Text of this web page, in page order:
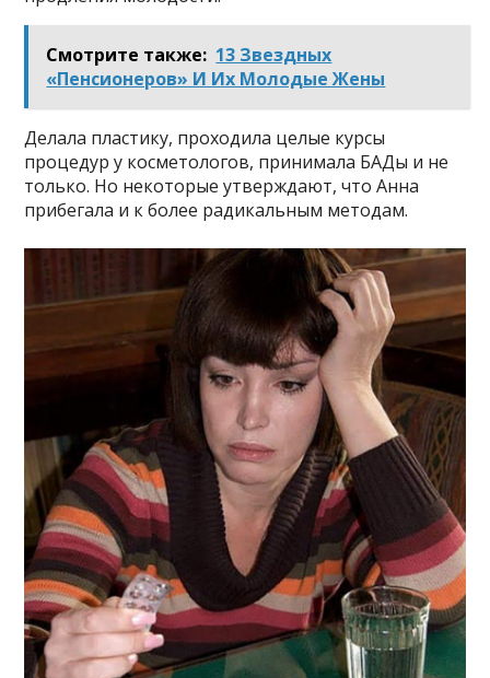
Смотрите также: 13 Звездных
«Пенсионеров» И Их Молодые Жены
Делала пластику, проходила целые курсы
процедур у косметологов, принимала БАДы и не
только. Но некоторые утверждают, что Анна
прибегала и к более радикальным методам.